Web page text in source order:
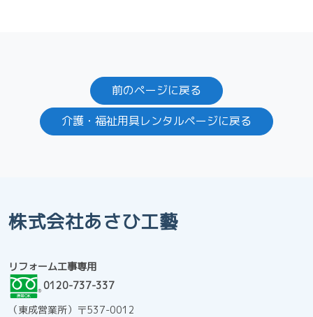
前のページに戻る
介護・福祉用具レンタルページに戻る
株式会社あさひ工藝
リフォーム工事専用
0120-737-337
（東成営業所）〒537-0012